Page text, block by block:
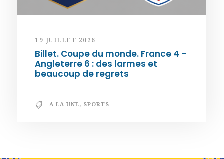
19 JUILLET 2026
Billet. Coupe du monde. France 4 –
Angleterre 6 : des larmes et
beaucoup de regrets
A LA UNE, SPORTS